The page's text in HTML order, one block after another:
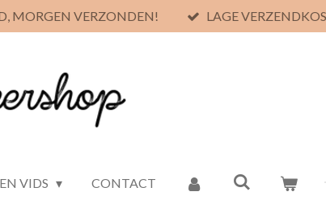
MORGEN VERZONDEN! LAGE
VIDS CONTACT